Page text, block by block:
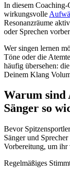
In diesem
wirkungsvolle
Resonanzräume
oder Sprechen
Wer singen lernen
Töne oder die
häufig übersehen:
Deinem Klang
Warum sind
Sänger so
Bevor
Sänger und
Vorbereitung, um ihr
Regelmäßiges